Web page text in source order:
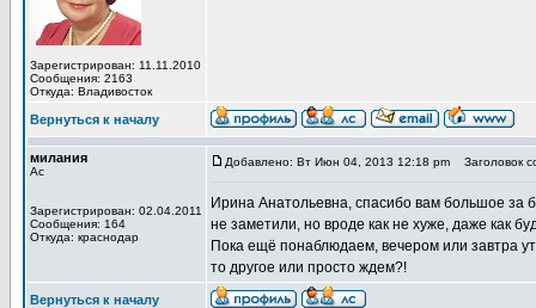
Зарегистрирован: 11.11.2010
Сообщения: 2163
Откуда: Владивосток
Вернуться к началу
милания
Ас
Зарегистрирован: 02.04.2011
Сообщения: 164
Откуда: краснодар
Добавлено: Вт Июн 04, 2013 12:18 pm Заголовок
Ирина Анатольевна, спасибо вам большое за
не заметили, но вроде как не хуже, даже как
Пока ещё понаблюдаем, вечером или завтра
то другое или просто ждем?!
Вернуться к началу